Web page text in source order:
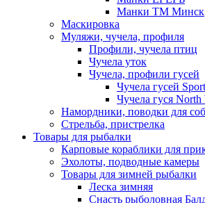
Манки ТМ Минск
Маскировка
Муляжи, чучела, профиля
Профили, чучела птиц
Чучела уток
Чучела, профили гусей
Чучела гусей
Чучела гуся North
Намордники, поводки для
Стрельба, пристрелка
Товары для рыбалки
Карповые кораблики для
Эхолоты, подводные камеры
Товары для зимней рыбалки
Леска зимняя
Снасть рыболовная